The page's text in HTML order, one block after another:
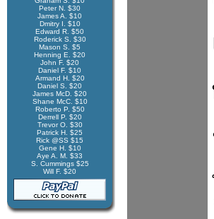
Peter N. $30
James A. $10
Dmitry I. $10
Edward R. $50
Roderick S. $30
Mason S. $5
Henning E. $20
John F. $20
Daniel F. $10
Armand H. $20
Daniel S. $20
James McD. $20
Shane McC. $10
Roberto P. $50
Derrell P. $20
Trevor O. $30
Patrick H. $25
Rick @SS $15
Gene H. $10
Aye A. M. $33
S. Cummings $25
Will F. $20